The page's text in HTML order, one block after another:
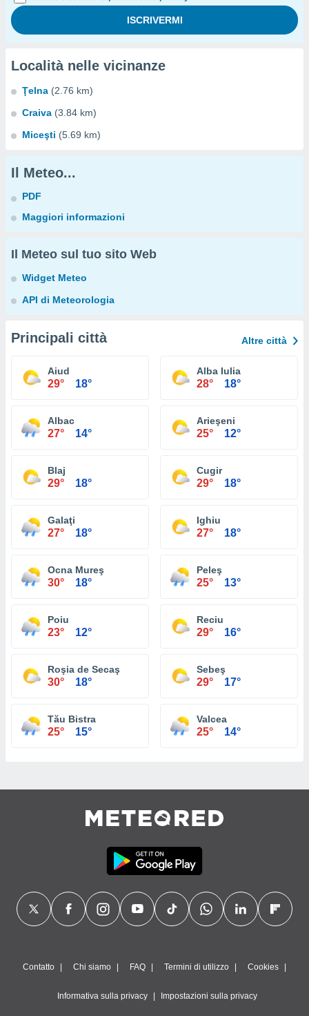
Località nelle vicinanze
Ţelna (2.76 km)
Craiva (3.84 km)
Miceşti (5.69 km)
Il Meteo...
PDF
Maggiori informazioni
Il Meteo sul tuo sito Web
Widget Meteo
API di Meteorologia
Principali città Altre città
Aiud
29° 18°
Alba Iulia
28° 18°
Albac
27° 14°
Arieşeni
25° 12°
Blaj
29° 18°
Cugir
29° 18°
Galaţi
27° 18°
Ighiu
27° 18°
Ocna Mureş
30° 18°
Peleş
25° 13°
Poiu
23° 12°
Reciu
29° 16°
Roşia de Secaş
30° 18°
Sebeş
29° 17°
Tău Bistra
25° 15°
Valcea
25° 14°
Contatto Chi siamo FAQ Termini di utilizzo Cookies
Informativa sulla privacy Impostazioni sulla privacy